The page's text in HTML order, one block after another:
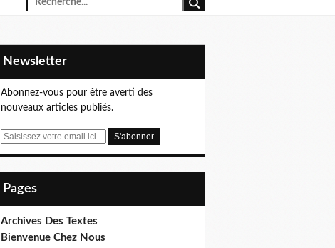
Newsletter
Abonnez-vous pour être averti des
nouveaux articles publiés.
E
Pages
Archives Des Textes
Bienvenue Chez Nous